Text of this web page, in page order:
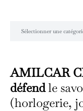
AMILCAR
défendle
(horlogerie,